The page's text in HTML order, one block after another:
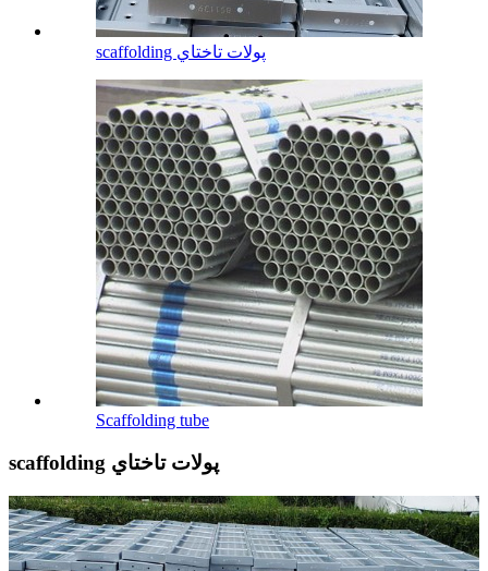
scaffolding پولات تاختاي
Scaffolding tube
scaffolding پولات تاختاي